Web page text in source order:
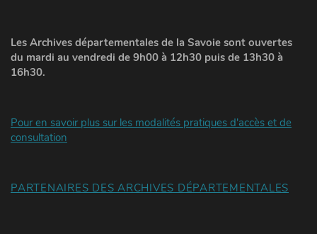
Les Archives départementales de la Savoie sont ouvertes
du mardi au vendredi de 9h00 à 12h30 puis de 13h30 à
16h30.
Pour en savoir plus sur les modalités pratiques d'accès et de
consultation
PARTENAIRES DES ARCHIVES DÉPARTEMENTALES